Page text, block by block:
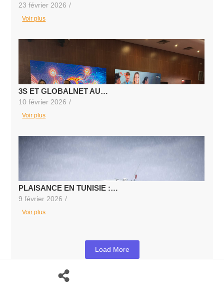
23 février 2026 /
Voir plus
3S ET GLOBALNET AU…
10 février 2026 /
Voir plus
PLAISANCE EN TUNISIE :…
9 février 2026 /
Voir plus
Load More